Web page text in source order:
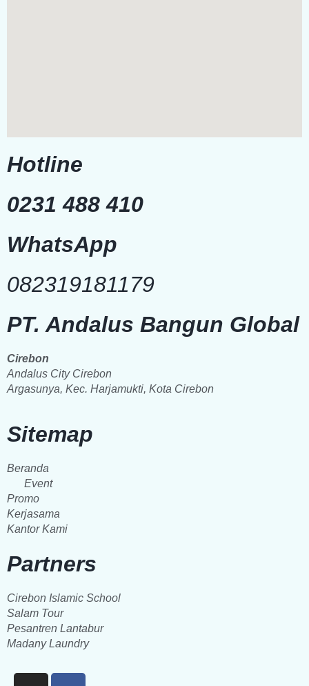
Hotline
0231 488 410
WhatsApp
082319181179
PT. Andalus Bangun Global
Cirebon
Andalus City Cirebon
Argasunya, Kec. Harjamukti, Kota Cirebon
Sitemap
Beranda
Event
Promo
Kerjasama
Kantor Kami
Partners
Cirebon Islamic School
Salam Tour
Pesantren Lantabur
Madany Laundry